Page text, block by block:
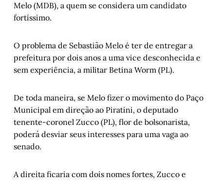
Melo (MDB), a quem se considera um candidato
fortíssimo.
O problema de Sebastião Melo é ter de entregar a
prefeitura por dois anos a uma vice desconhecida e
sem experiência, a militar Betina Worm (PL).
De toda maneira, se Melo fizer o movimento do Paço
Municipal em direção ao Piratini, o deputado
tenente-coronel Zucco (PL), flor de bolsonarista,
poderá desviar seus interesses para uma vaga ao
senado.
A direita ficaria com dois nomes fortes, Zucco e